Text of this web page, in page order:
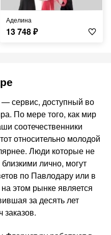
Аделина
13 748₽
— сервис, доступный во
По мере того, как мир
соотечественники
относительно молодой
Люди которые не
лично, могут
по Павлодару или в
этом рынке является
за десять лет